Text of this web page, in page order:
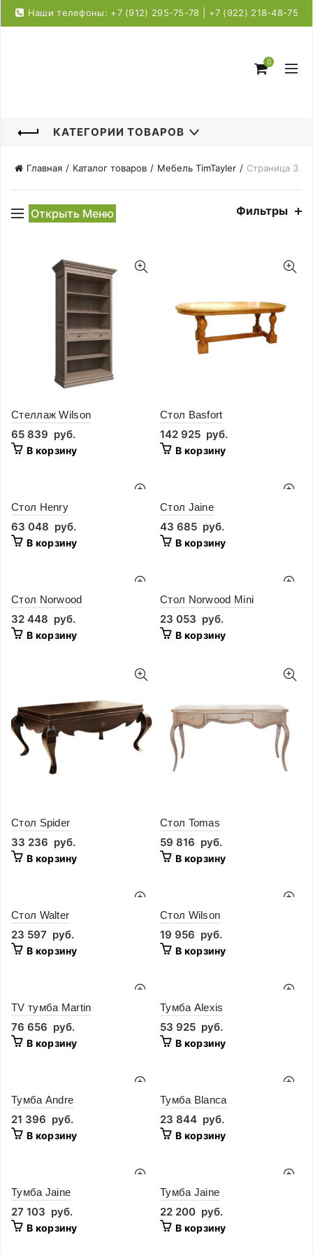
Наши телефоны: +7 (912) 295-75-78 | +7 (922) 218-48-75
0
КАТЕГОРИИ ТОВАРОВ
Главная Каталог товаров Мебель TimTayler Страница 3
Открыть Меню Фильтры
Стеллаж Wilson
65 839 руб.
В корзину
Стол Basfort
142 925 руб.
В корзину
Стол Henry
63 048 руб.
В корзину
Стол Jaine
43 685 руб.
В корзину
Стол Norwood
32 448 руб.
В корзину
Стол Norwood Mini
23 053 руб.
В корзину
Стол Spider
33 236 руб.
В корзину
Стол Tomas
59 816 руб.
В корзину
Стол Walter
23 597 руб.
В корзину
Стол Wilson
19 956 руб.
В корзину
ТV тумба Martin
76 656 руб.
В корзину
Тумба Alexis
53 925 руб.
В корзину
Тумба Andre
21 396 руб.
В корзину
Тумба Blanca
23 844 руб.
В корзину
Тумба Jaine
27 103 руб.
В корзину
Тумба Jaine
22 200 руб.
В корзину